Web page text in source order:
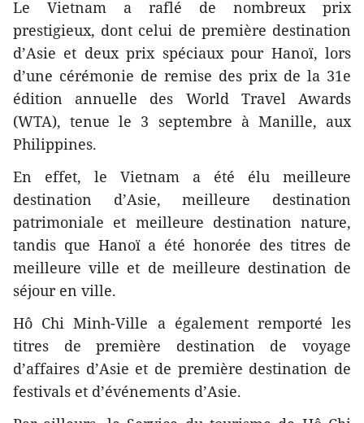
Le Vietnam a raflé de nombreux prix
prestigieux, dont celui de première destination
d’Asie et deux prix spéciaux pour Hanoï, lors
d’une cérémonie de remise des prix de la 31e
édition annuelle des World Travel Awards
(WTA), tenue le 3 septembre à Manille, aux
Philippines.
En effet, le Vietnam a été élu meilleure
destination d’Asie, meilleure destination
patrimoniale et meilleure destination nature,
tandis que Hanoï a été honorée des titres de
meilleure ville et de meilleure destination de
séjour en ville.
Hô Chi Minh-Ville a également remporté les
titres de première destination de voyage
d’affaires d’Asie et de première destination de
festivals et d’événements d’Asie.